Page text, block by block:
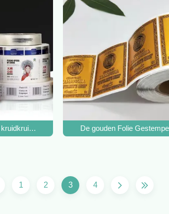
van de de Alcoholische drankalcohol
de Zelfklevende van het de
De gouden Folie
1 2 3 4